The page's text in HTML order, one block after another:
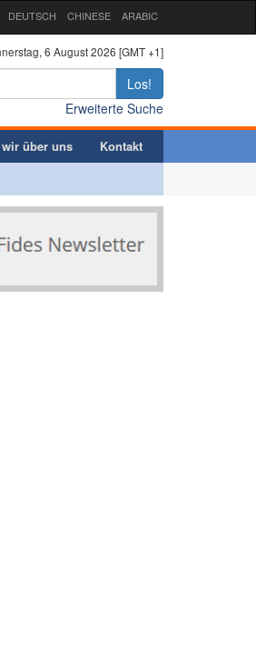
DEUTSCH CHINESE ARABIC
6 August 2026 [GMT +1]
Los!
Erweiterte Suche
wir über uns Kontakt